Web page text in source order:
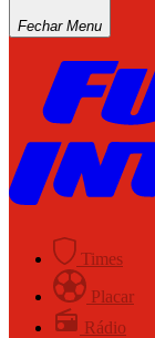
Fechar Menu
Times
Placar
Rádio